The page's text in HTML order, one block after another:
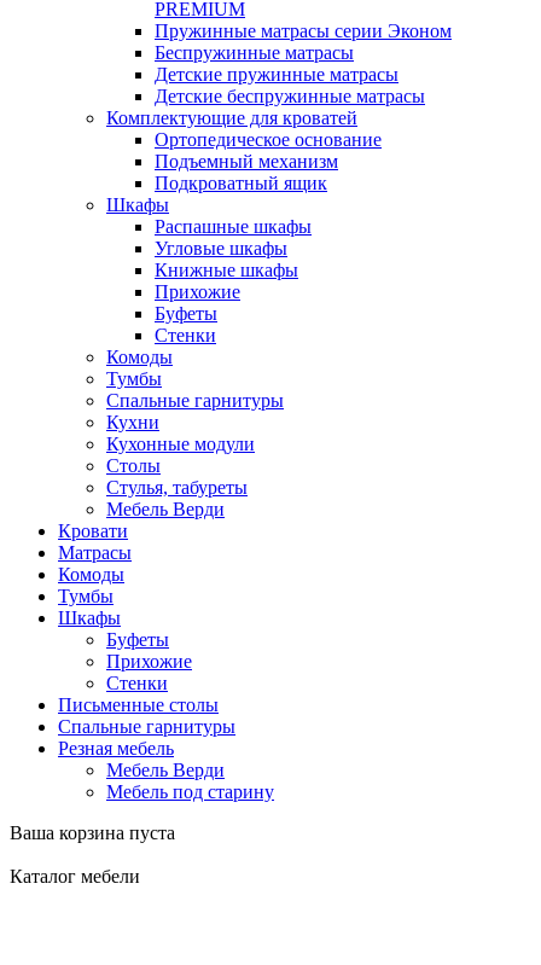
PREMIUM
Пружинные матрасы серии Эконом
Беспружинные матрасы
Детские пружинные матрасы
Детские беспружинные матрасы
Комплектующие для кроватей
Ортопедическое основание
Подъемный механизм
Подкроватный ящик
Шкафы
Распашные шкафы
Угловые шкафы
Книжные шкафы
Прихожие
Буфеты
Стенки
Комоды
Тумбы
Спальные гарнитуры
Кухни
Кухонные модули
Столы
Стулья, табуреты
Мебель Верди
Кровати
Матрасы
Комоды
Тумбы
Шкафы
Буфеты
Прихожие
Стенки
Письменные столы
Спальные гарнитуры
Резная мебель
Мебель Верди
Мебель под старину
Ваша корзина пуста
Каталог мебели